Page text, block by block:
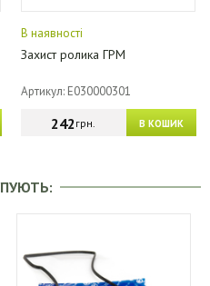
В наявності
Захист ролика ГРМ
Артикул: E030000301
В КОШИК
242грн.